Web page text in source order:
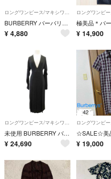
ロングワンピース/マキシワンピース
BURBERRY バーバリー ウール100％ 長袖 ニット ワンピース 表記サイズ 38 洋服 レディース ブラック系 DN2196
¥ 4,880 ¥ 14,900
ロングワンピース/マキシワンピース
未使用 BURBERRY バーバリー 21aw ティッシ期 バックシャン ドレス プリーツ ワンピース ペチコート付き 34 ブラック レディース 古着 中古 USED
¥ 24,690 ¥ 19,000